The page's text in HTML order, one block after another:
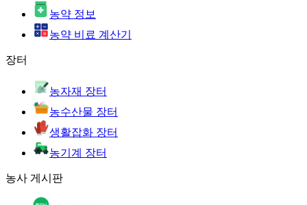
농약 정보
농약 비료 계산기
장터
농자재 장터
농수산물 장터
생활잡화 장터
농기계 장터
농사 게시판